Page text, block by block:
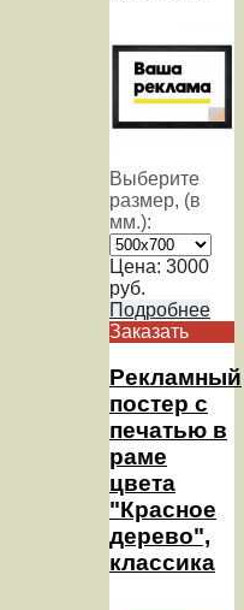
Выберите
размер, (в
мм.):
Цена: 3000
руб.
Подробнее
Заказать
Рекламный
постер с
печатью в
раме
цвета
"Красное
дерево",
классика